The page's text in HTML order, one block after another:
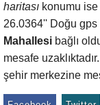
haritası konumu
26.0364'' Doğu gps
Mahallesi bağlı
mesafe
şehir merkezine